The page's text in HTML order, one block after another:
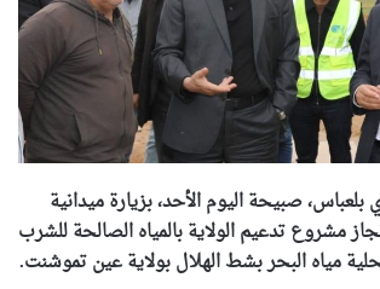
صبيحة اليوم الأحد، بزيارة ميدانية
مشروع تدعيم الولاية بالمياه الصالحة للشرب
مياه البحر بشط الهلال بولاية عين تموشنت.